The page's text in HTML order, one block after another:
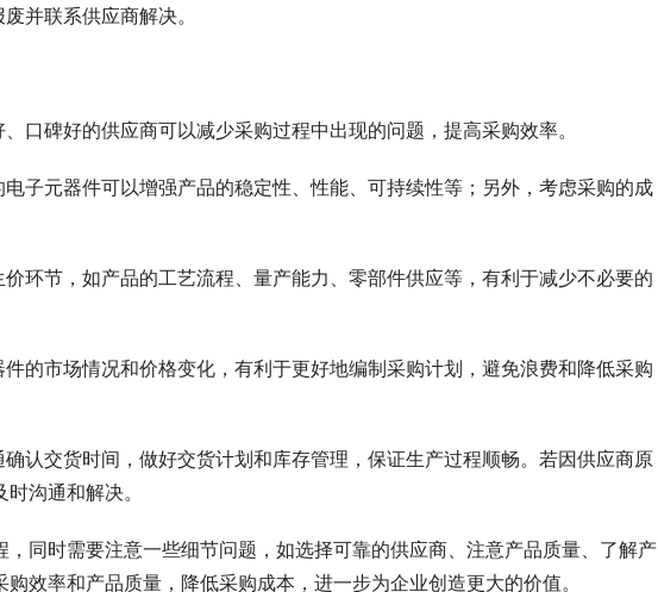
并联系供应商解决。
口碑好的供应商可以减少采购过程中出现的问题，提高采购效率。
子元器件可以增强产品的稳定性、性能、可持续性等；另外，考虑采购的成
环节，如产品的工艺流程、量产能力、零部件供应等，有利于减少不必要的
的市场情况和价格变化，有利于更好地编制采购计划，避免浪费和降低采购
认交货时间，做好交货计划和库存管理，保证生产过程顺畅。若因供应商原
沟通和解决。
同时需要注意一些细节问题，如选择可靠的供应商、注意产品质量、了解产
效率和产品质量，降低采购成本，进一步为企业创造更大的价值。